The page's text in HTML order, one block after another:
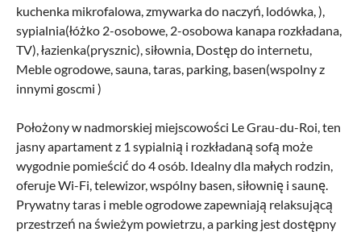
kuchenka mikrofalowa, zmywarka do naczyń, lodówka, ),
sypialnia(łóżko 2-osobowe, 2-osobowa kanapa rozkładana,
TV), łazienka(prysznic), siłownia, Dostęp do internetu,
Meble ogrodowe, sauna, taras, parking, basen(wspolny z
innymi goscmi )
Położony w nadmorskiej miejscowości Le Grau-du-Roi, ten
jasny apartament z 1 sypialnią i rozkładaną sofą może
wygodnie pomieścić do 4 osób. Idealny dla małych rodzin,
oferuje Wi-Fi, telewizor, wspólny basen, siłownię i saunę.
Prywatny taras i meble ogrodowe zapewniają relaksującą
przestrzeń na świeżym powietrzu, a parking jest dostępny